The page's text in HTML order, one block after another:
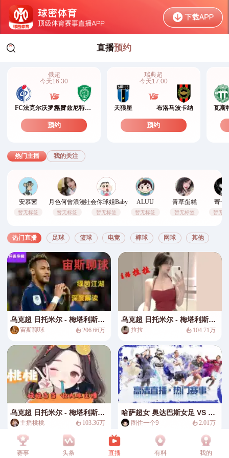
直播预约
俄超
今天16:30
FC法克尔沃罗涅日 格罗兹尼特里克
预约
瑞典超
今天17:00
天狼星 布洛马波卡纳
预约
瓦斯
热门主播 我的关注
安慕茜
暂无标签
月色何曾浪漫
暂无标签
社会你球姐Baby
暂无标签
ALUU
暂无标签
青草蛋糕
暂无标签
寄卡
暂无
热门直播 足球 篮球 电竞 棒球 网球 其他
乌克超 日托米尔 - 梅塔利斯特1925
宙斯聊球 206.66万
乌克超 日托米尔 - 梅塔利斯特1925
拉拉 104.71万
乌克超 日托米尔 - 梅塔利斯特1925
主播桃桃 103.36万
哈萨超女 奥达巴斯女足 VS BIIK卡滋古特女足
圈住一个9 2.01万
赛事 头条 直播 有料 我的